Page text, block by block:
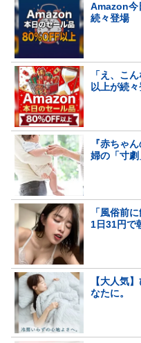
Amazon今
続々登場
「え、こ
以上が続
『赤ちゃ
婦の「寸劇
「風俗前
1日31円で
【大人気
なたに。